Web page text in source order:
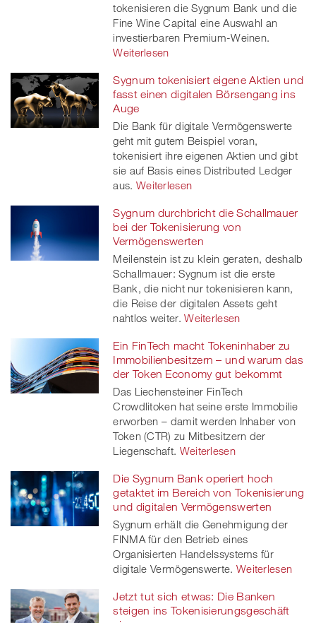
tokenisieren die Sygnum Bank und die
Fine Wine Capital eine Auswahl an
investierbaren Premium-Weinen.
Weiterlesen
Sygnum tokenisiert eigene Aktien und
fasst einen digitalen Börsengang ins
Auge
Die Bank für digitale Vermögenswerte
geht mit gutem Beispiel voran,
tokenisiert ihre eigenen Aktien und gibt
sie auf Basis eines Distributed Ledger
aus. Weiterlesen
Sygnum durchbricht die Schallmauer
bei der Tokenisierung von
Vermögenswerten
Meilenstein ist zu klein geraten, deshalb
Schallmauer: Sygnum ist die erste
Bank, die nicht nur tokenisieren kann,
die Reise der digitalen Assets geht
nahtlos weiter. Weiterlesen
Ein FinTech macht Tokeninhaber zu
Immobilienbesitzern – und warum das
der Token Economy gut bekommt
Das Liechensteiner FinTech
Crowdlitoken hat seine erste Immobilie
erworben – damit werden Inhaber von
Token (CTR) zu Mitbesitzern der
Liegenschaft. Weiterlesen
Die Sygnum Bank operiert hoch
getaktet im Bereich von Tokenisierung
und digitalen Vermögenswerten
Sygnum erhält die Genehmigung der
FINMA für den Betrieb eines
Organisierten Handelssystems für
digitale Vermögenswerte. Weiterlesen
Jetzt tut sich etwas: Die Banken
steigen ins Tokenisierungsgeschäft